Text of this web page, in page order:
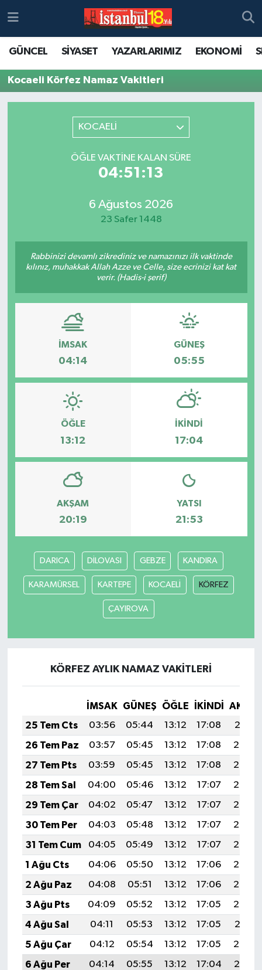
GÜNCEL SİYASET YAZARLARIMIZ EKONOMİ
Kocaeli Körfez Namaz Vakitleri
KOCAELİ
ÖĞLE VAKTINE KALAN SÜRE
04:51:13
6 Ağustos 2026
23 Safer 1448
Rabbinizi devamlı zikrediniz ve namazınızı ilk vaktinde
kılınız, muhakkak Allah Azze ve Celle, size ecrinizi kat kat
verir. (Hadis-i şerif)
İMSAK
04:14
GÜNEŞ
05:55
ÖĞLE
13:12
İKINDI
17:04
AKŞAM
20:19
YATSI
21:53
DARICA DİLOVASI GEBZE KANDIRA
KARAMÜRSEL KARTEPE KOCAELİ KÖRFEZ
ÇAYIROVA
KÖRFEZ AYLIK NAMAZ VAKITLERI
İMSAK GÜNEŞ ÖĞLE İKINDI
25 Tem Cts
03:56 05:44 13:12 17:08
20:31
26 Tem Paz
03:57 05:45 13:12 17:08
20:30
27 Tem Pts
03:59 05:45 13:12 17:08
20:29
28 Tem Sal
04:00 05:46 13:12 17:07
20:28
29 Tem Çar
04:02 05:47 13:12 17:07
20:28
30 Tem Per
04:03 05:48 13:12 17:07
20:27
31 Tem Cum
04:05 05:49 13:12 17:07
20:25
1 Ağu Cts
04:06 05:50 13:12 17:06
20:24
2 Ağu Paz
04:08 05:51 13:12 17:06
20:23
3 Ağu Pts
04:09 05:52 13:12 17:05
20:22
4 Ağu Sal
04:11 05:53 13:12 17:05
20:21
5 Ağu Çar
04:12 05:54 13:12 17:05
20:20
6 Ağu Per
04:14 05:55 13:12 17:04
20:19